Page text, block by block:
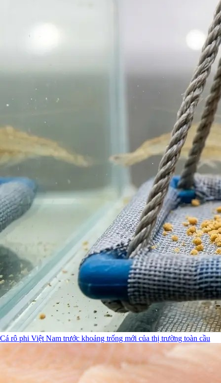
Cá rô phi Việt Nam trước khoảng trống mới của thị trường toàn cầu